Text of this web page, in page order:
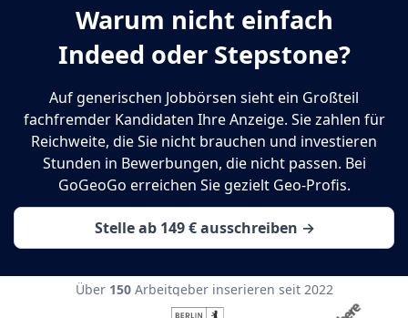
Warum nicht einfach
Indeed oder Stepstone?
Auf generischen Jobbörsen sieht ein Großteil
fachfremder Kandidaten Ihre Anzeige. Sie zahlen für
Reichweite, die Sie nicht brauchen und investieren
Stunden in Bewerbungen, die nicht passen. Bei
GoGeoGo erreichen Sie gezielt Geo-Profis.
Stelle ab 149 € ausschreiben →
Über150 Arbeitgeber inserieren seit 2022